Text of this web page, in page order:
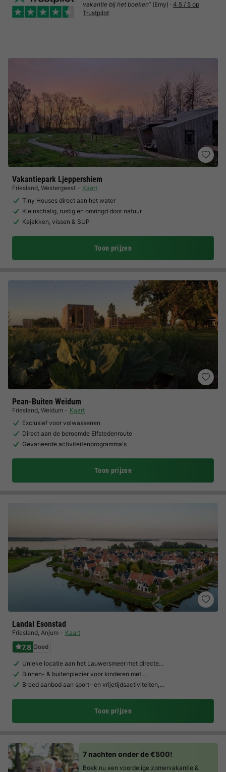
Vakantiepark Ljeppershiem
Friesland, Westergeest
Kaart
Tiny Houses direct aan het water
Kleinschalig, rustig en omringd door natuur
Kajakken, vissen & SUP
Toon prijzen
Pean-Buiten Weidum
Friesland, Weidum
Kaart
Exclusief voor volwassenen
Direct aan de beroemde Elfstedenroute
Gevarieerde activiteitenprogramma's
Toon prijzen
Landal Esonstad
Friesland, Anjum Kaart
7.8 Goed
Unieke locatie aan het Lauwersmeer met directe…
Binnen- & buitenplezier voor kinderen met…
Breed aanbod aan sport- en vrijetijdsactiviteiten,…
Toon prijzen
vakantie bij het boeken“ (Emy) · 4.5 / 5 op
Trustpilot
7 nachten onder de €500!
Boek nu een voordelige zomervakantie &